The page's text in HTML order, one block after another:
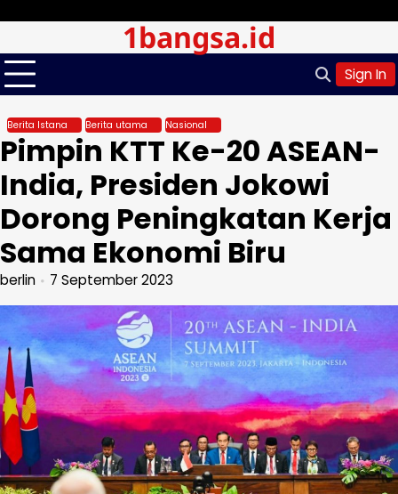
content
1bangsa.id
Sign In
Berita Istana Berita utama Nasional
Pimpin KTT Ke-20 ASEAN-
India, Presiden Jokowi
Dorong Peningkatan Kerja
Sama Ekonomi Biru
berlin 7 September 2023